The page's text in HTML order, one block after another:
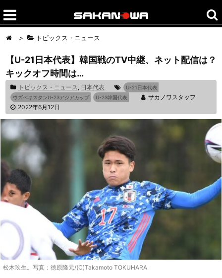
> トピックス・ニュース
【U-21日本代表】韓国戦のTV中継、ネット配信は？
キックオフ時間は…
トピックス・ニュース, 日本代表
U-21日本代表
ウズベキスタンU-23アジアカップ
U-23韓国代表
サカノワスタッフ
2022年6月12日
松木玖生。写真：徳原隆元/(C)Takamoto TOKUHARA